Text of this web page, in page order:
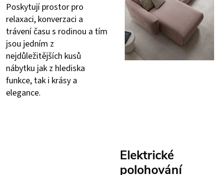
Poskytují prostor pro
relaxaci, konverzaci a
trávení času s rodinou a tím
jsou jedním z
nejdůležitějších kusů
nábytku jak z hlediska
funkce, tak i krásy a
elegance.
Elektrické
polohování